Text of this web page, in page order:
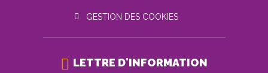
GESTION DES COOKIES
LETTRE D'INFORMATION